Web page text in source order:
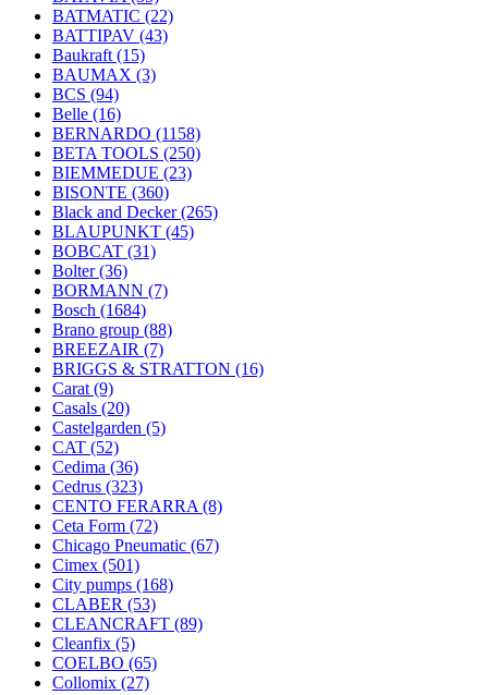
BATMATIC (22)
BATTIPAV (43)
Baukraft (15)
BAUMAX (3)
BCS (94)
Belle (16)
BERNARDO (1158)
BETA TOOLS (250)
BIEMMEDUE (23)
BISONTE (360)
Black and Decker(265)
BLAUPUNKT (45)
BOBCAT (31)
Bolter(36)
BORMANN (7)
Bosch (1684)
Brano group (88)
BREEZAIR (7)
BRIGGS & STRATTON (16)
Carat (9)
Casals (20)
Castelgarden (5)
CAT (52)
Cedima (36)
Cedrus (323)
CENTO FERARRA (8)
Ceta Form (72)
Chicago Pneumatic (67)
Cimex (501)
City pumps (168)
CLABER (53)
CLEANCRAFT (89)
Cleanfix (5)
COELBO (65)
Collomix (27)